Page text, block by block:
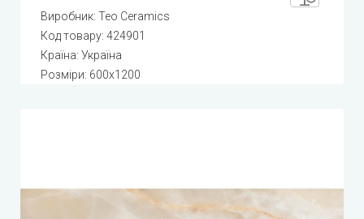
Виробник: Teo Ceramics
Код товару: 424901
Країна: Україна
Розміри: 600x1200